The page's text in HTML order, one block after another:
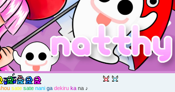
sate sate nani ga dekiru kana ♪